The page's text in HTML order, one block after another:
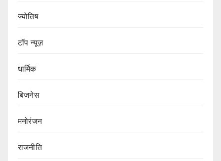
ज्योतिष
टॉप न्यूज़
धार्मिक
बिजनेस
मनोरंजन
राजनीति